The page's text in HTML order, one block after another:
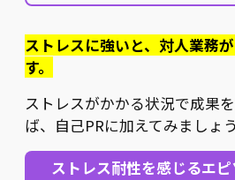
ストレスに強いと、対人業務
す。
ストレスがかかる状況で成果
ば、自己PRに加えてみましょう
ストレス耐性を感じるエ